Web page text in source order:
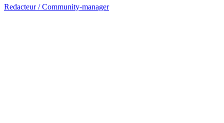
Redacteur / Community-manager